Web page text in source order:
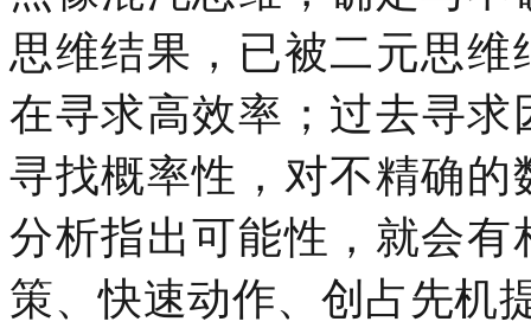
思维结果，已被二元思
在寻求高效率；过去寻求
寻找概率性，对不精确
分析指出可能性，就会
策、快速动作、创占先机